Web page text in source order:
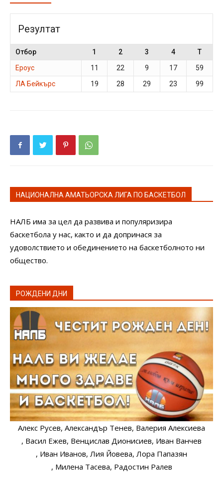
Резултат
Отбор 1 2 3 4
T
Ероус
11 22 9 17
59
ЛА Бейкърс
19 28 29 23 99
НАЦИОНАЛНА АМАТЬОРСКА ЛИГА ПО БАСКЕТБОЛ
НАЛБ има за цел да развива и популяризира
баскетбола у нас, както и да допринася за
удоволствието и обединението на баскетболното ни
общество.
РОЖДЕНИ ДНИ
Алекс Русев, Александър Тенев, Валерия Алексиева
, Васил Ежев, Венцислав Дионисиев, Иван Ванчев
, Иван Иванов, Лия Йовева, Лора Папазян
, Милена Тасева, Радостин Ралев